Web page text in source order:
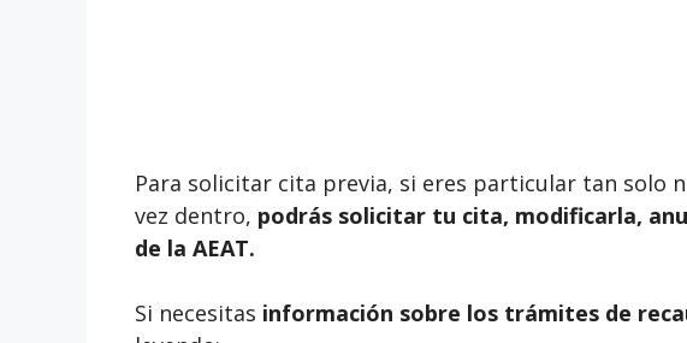
Para solicitar cita previa, si eres particular tan solo
vez dentro, podrás solicitar tu cita, modificarla,
de la AEAT.
Si necesitas información sobre los trámites de